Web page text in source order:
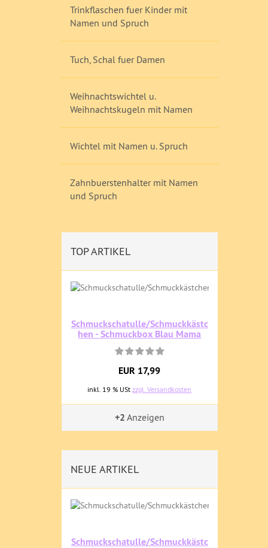
Trinkflaschen fuer Kinder mit
Namen und Spruch
Tuch, Schal fuer Damen
Weihnachtswichtel u.
Weihnachtskugeln mit Namen
Wichtel mit Namen u. Spruch
Zahnbuerstenhalter mit Namen
und Spruch
TOP ARTIKEL
Schmuckschatulle/Schmuckkästc
hen - Schmuckbox Blau Mama
EUR 17,99
inkl. 19 % UStzzgl. Versandkosten
+2 Anzeigen
NEUE ARTIKEL
Schmuckschatulle/Schmuckkästc